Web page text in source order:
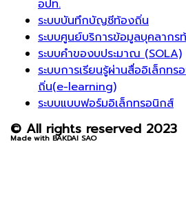
อปท.
ระบบบันทึกบัญชีท้องถิ่น
ระบบศูนย์บริการข้อมูลบุคลาก
ระบบคำของบประมาณ (SOLA)
ระบบการเรียนรู้ผ่านสื่ออิเล็กท
ถิ่น(e-learning)
ระบบแบบฟอร์มอิเล็กทรอนิกส์
© All rights reserved 2023
Made with BAKDAI SAO